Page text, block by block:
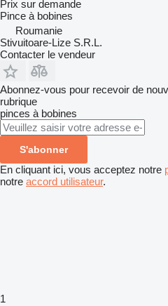
Prix sur demande
Pince à bobines
Roumanie
Stivuitoare-Lize S.R.L.
Contacter le vendeur
Abonnez-vous pour recevoir de
rubrique
pinces à bobines
S'abonner
En cliquant ici, vous acceptez notre
notre accord utilisateur.
1